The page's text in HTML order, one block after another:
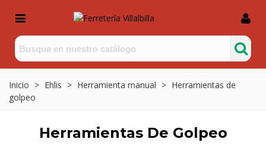
Inicio > Ehlis > Herramienta manual > Herramientas de
golpeo
Herramientas De Golpeo